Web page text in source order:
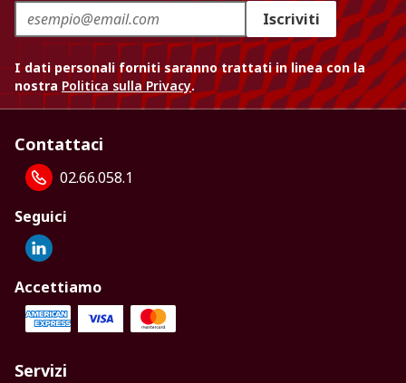
Iscriviti
I dati personali forniti saranno trattati in linea con la
nostra Politica sulla Privacy.
Contattaci
02.66.058.1
Seguici
Accettiamo
Servizi